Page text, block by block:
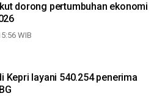
dorong pertumbuhan ekonomi
WIB
Kepri layani 540.254 penerima